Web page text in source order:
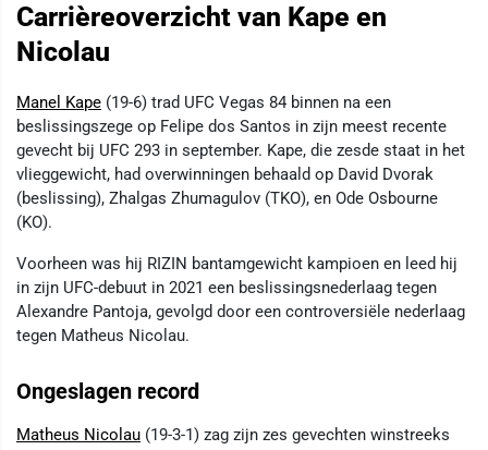
Carrièreoverzicht van Kape en
Nicolau
Manel Kape (19-6) trad UFC Vegas 84 binnen na een
beslissingszege op Felipe dos Santos in zijn meest recente
gevecht bij UFC 293 in september. Kape, die zesde staat in het
vlieggewicht, had overwinningen behaald op David Dvorak
(beslissing), Zhalgas Zhumagulov (TKO), en Ode Osbourne
(KO).
Voorheen was hij RIZIN bantamgewicht kampioen en leed hij
in zijn UFC-debuut in 2021 een beslissingsnederlaag tegen
Alexandre Pantoja, gevolgd door een controversiële nederlaag
tegen Matheus Nicolau.
Ongeslagen record
Matheus Nicolau (19-3-1) zag zijn zes gevechten winstreeks